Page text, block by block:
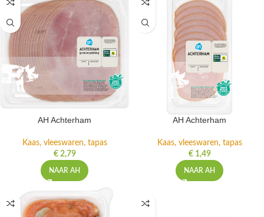
AH Achterham
Kaas, vleeswaren, tapas
€2,79
NAAR AH
AH Achterham
Kaas, vleeswaren, tapas
€1,49
NAAR AH